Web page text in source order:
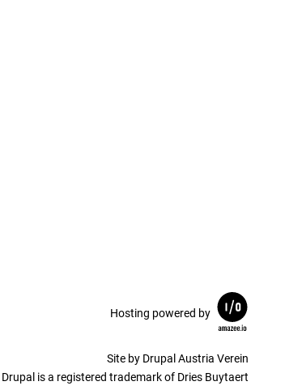
Hosting powered by
Site by Drupal Austria Verein
Drupal is a registered trademark of Dries Buytaert